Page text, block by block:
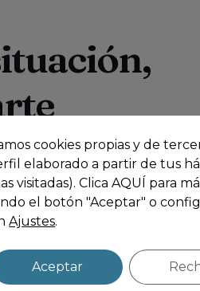
cookies propias y de
elaborado a partir de tus
visitadas). Clica AQUÍ para
el botón "Aceptar" o
Ajustes.
Aceptar